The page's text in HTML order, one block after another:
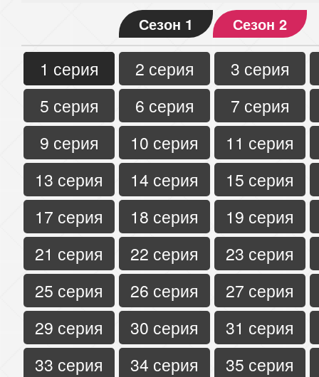
Сезон 1 Сезон 2
1 серия 2 серия
3 серия
5 серия
6 серия
7 серия
9 серия
10 серия
11 серия
13 серия
14 серия
15 серия
17 серия
18 серия
19 серия
21 серия
22 серия
23 серия
25 серия
26 серия
27 серия
29 серия
30 серия
31 серия
33 серия
34 серия
35 серия